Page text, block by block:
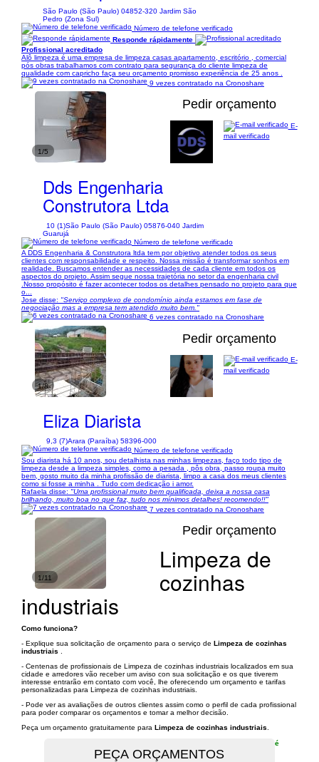
São Paulo (São Paulo) 04852-320 Jardim São
Pedro (Zona Sul)
Número de telefone verificado
Responde rápidamente
Profissional acreditado
Alô limpeza é uma empresa de limpeza casas apartamento, escritório , comercial
pós obras trabalhamos com contrato para segurança do cliente limpeza de
qualidade com capricho faça seu orçamento promisso experiência de 25 anos .
9 vezes contratado na Cronoshare
1/5
Pedir orçamento
Dds Engenharia
Construtora Ltda
10 (1)São Paulo (São Paulo) 05876-040 Jardim
Guarujá
E-
mail verificado
Número de telefone verificado
A DDS Engenharia & Construtora ltda tem por objetivo atender todos os seus
clientes com responsabilidade e respeito. Nossa missão é transformar sonhos em
realidade. Buscamos entender as necessidades de cada cliente em todos os
aspectos do projeto. Assim segue nossa trajetória no setor da engenharia civil
.Nosso propósito é fazer acontecer todos os detalhes pensado no projeto para que
o...
Jose disse: "Serviço complexo de condomínio ainda estamos em fase de
negociação mas a empresa tem atendido muito bem."
6 vezes contratado na Cronoshare
1/8
Pedir orçamento
Eliza Diarista
9,3 (7)Arara (Paraíba) 58396-000
E-
mail verificado
Número de telefone verificado
Sou diarista há 10 anos, sou detalhista nas minhas limpezas, faço todo tipo de
limpeza desde a limpeza simples, como a pesada , pôs obra, passo roupa muito
bem, gosto muito da minha profissão de diarista, limpo a casa dos meus clientes
como si fosse a minha . Tudo com dedicação i amor.
Rafaela disse: "Uma profissional muito bem qualificada, deixa a nossa casa
brilhando, muito boa no que faz, tudo nos mínimos detalhes! recomendo!!"
7 vezes contratado na Cronoshare
1/11
Pedir orçamento
Limpeza de
cozinhas
industriais
Como funciona?
- Explique sua solicitação de orçamento para o serviço de Limpeza de cozinhas
industriais
- Centenas de profissionais de Limpeza de cozinhas industriais localizados em sua
cidade e arredores vão receber um aviso con sua solicitação e os que tiverem
interesse entrarão em contato com você, lhe oferecendo um orçamento e tarifas
personalizadas para Limpeza de cozinhas industriais.
- Pode ver as avaliações de outros clientes assim como o perfil de cada profissional
para poder comparar os orçamentos e tomar a melhor decisão.
Peça um orçamento gratuitamente para Limpeza de cozinhas industriais
é